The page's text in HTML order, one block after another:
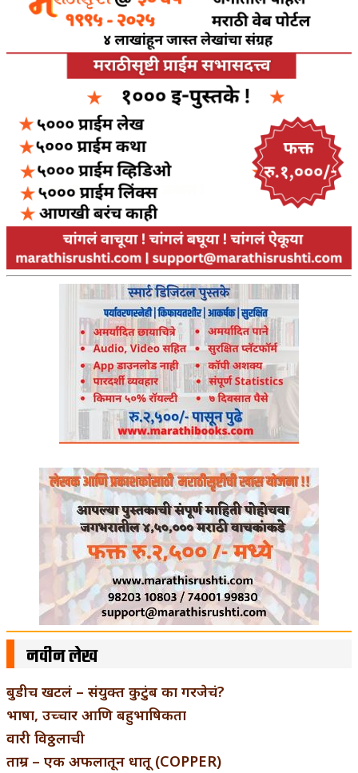
नवीन लेख
बुडीच खटलं – संयुक्त कुटुंब का गरजेचं?
भाषा, उच्चार आणि बहुभाषिकता
वारी विठ्ठलाची
ताम्र – एक अफलातून धातू (COPPER)